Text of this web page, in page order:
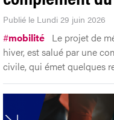
Genève veut sa
complément
Publié le Lundi 29 juin 2026
hiver, est salué par une
civile, qui émet quelques